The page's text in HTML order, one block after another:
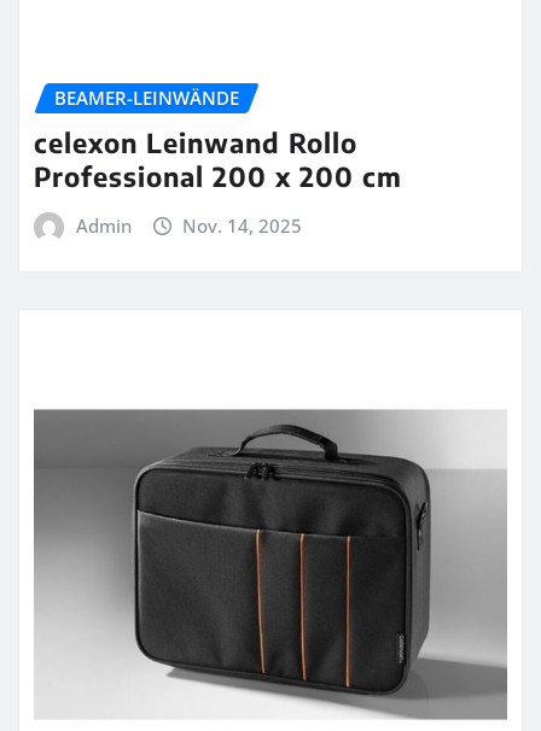
BEAMER-LEINWÄNDE
celexon Leinwand Rollo
Professional 200 x 200 cm
Admin Nov. 14, 2025